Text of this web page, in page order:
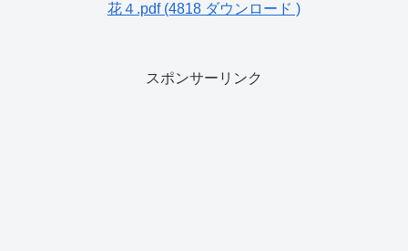
花４.pdf (4818 ダウンロード )
スポンサーリンク